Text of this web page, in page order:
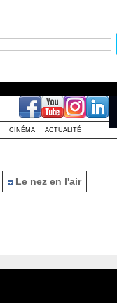
CINÉMA ACTUALITÉ
Le nez en l'air